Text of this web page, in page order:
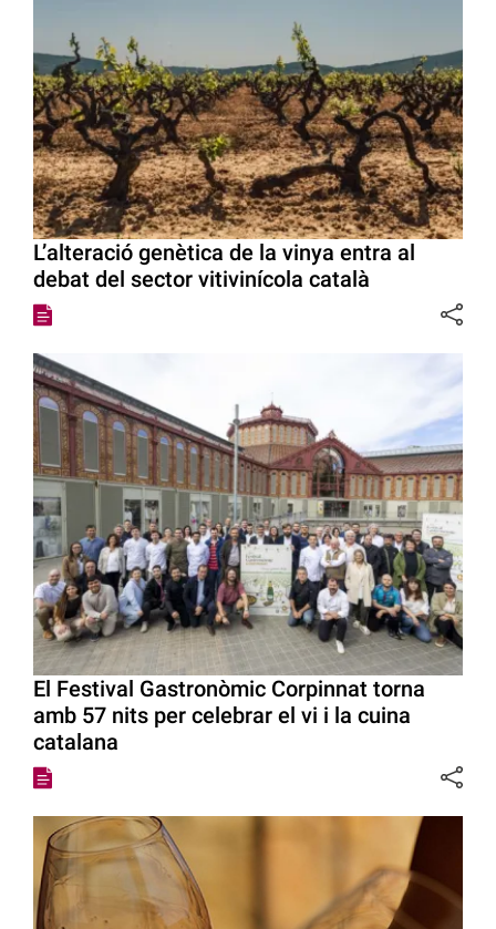
L’alteració genètica de la vinya entra al
debat del sector vitivinícola català
El Festival Gastronòmic Corpinnat torna
amb 57 nits per celebrar el vi i la cuina
catalana